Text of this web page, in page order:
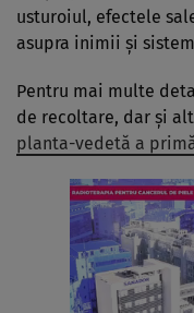
usturoiul, efectele
asupra inimii și
Pentru mai multe
de recoltare, dar și
planta-vedetă a